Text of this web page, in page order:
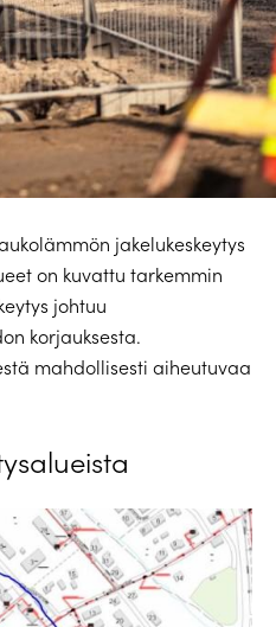
jakelukeskeytys
on kuvattu tarkemmin
johtuu
korjauksesta.
mahdollisesti aiheutuvaa